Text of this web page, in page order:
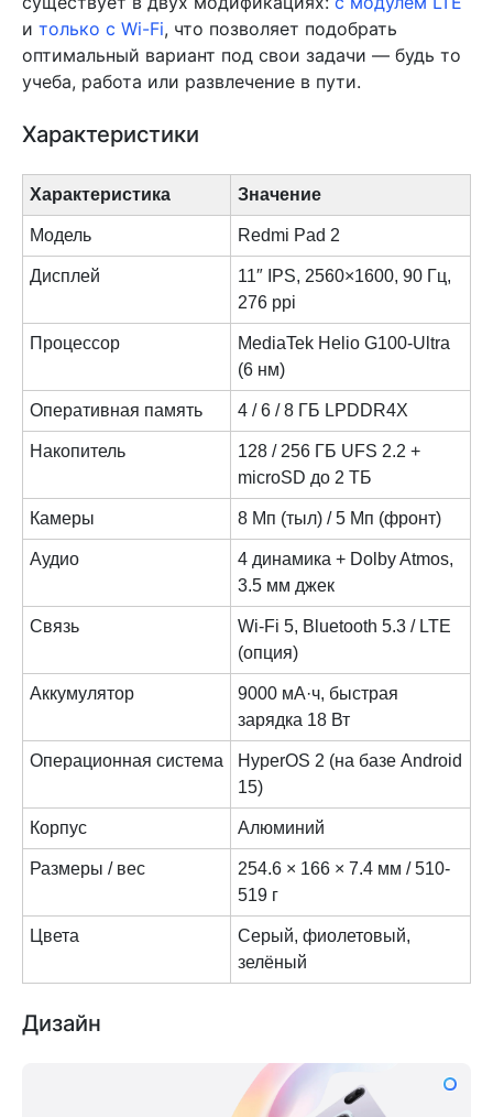
и только с Wi-Fi, что позволяет подобрать
оптимальный вариант под свои задачи — будь то
учеба, работа или развлечение в пути.
Характеристики
Характеристика Значение
Модель Redmi Pad 2
Дисплей
11″ IPS, 2560×1600, 90 Гц,
276 ppi
Процессор
MediaTek Helio G100-Ultra
(6 нм)
Оперативная память 4 / 6 / 8 ГБ LPDDR4X
Накопитель
128 / 256 ГБ UFS 2.2 +
microSD до 2 ТБ
Камеры 8 Мп (тыл) / 5 Мп (фронт)
Аудио
4 динамика + Dolby Atmos,
3.5 мм джек
Связь
Wi-Fi 5, Bluetooth 5.3 / LTE
(опция)
Аккумулятор
9000 мА·ч, быстрая
зарядка 18 Вт
Операционная система
HyperOS 2 (на базе Android
15)
Корпус Алюминий
Размеры / вес
254.6 × 166 × 7.4 мм / 510-
519 г
Цвета
Cерый, фиолетовый,
зелёный
Дизайн